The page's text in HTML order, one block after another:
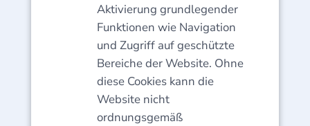
Aktivierung grundlegender
Funktionen wie Navigation
und Zugriff auf geschützte
Bereiche der Website. Ohne
diese Cookies kann die
Website nicht
ordnungsgemäß